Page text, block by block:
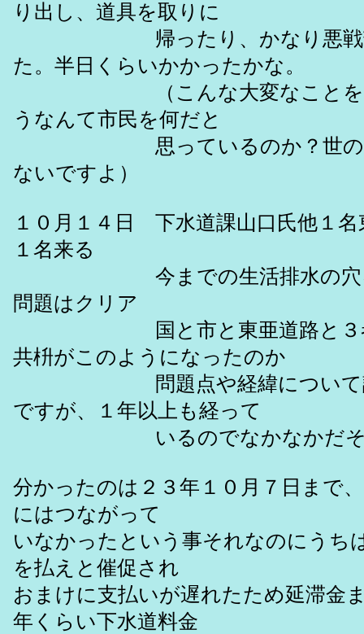
り出し、道具を取りに
帰ったり、かなり悪戦苦
た。半日くらいかかったかな。
（こんな大変なことをう
うなんて市民を何だと
思っているのか？世の中
ないですよ）
１０月１４日 下水道課山口氏他１名
１名来る
今までの生活排水の穴を
問題はクリア
国と市と東亜道路と３者
共枡がこのようになったのか
問題点や経緯について調
ですが、１年以上も経って
いるのでなかなかだそ
分かったのは２３年１０月７日まで
にはつながって
いなかったという事それなのにうち
を払えと催促され
おまけに支払いが遅れたため延滞金
年くらい下水道料金